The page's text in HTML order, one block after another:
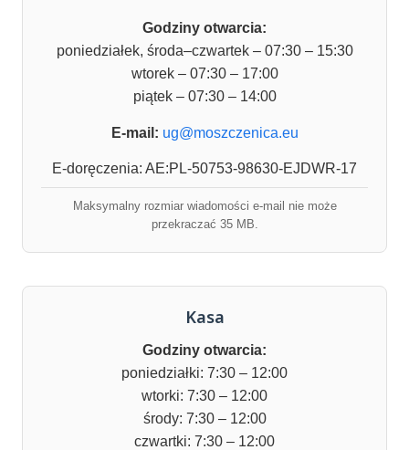
Godziny otwarcia:
poniedziałek, środa–czwartek – 07:30 – 15:30
wtorek – 07:30 – 17:00
piątek – 07:30 – 14:00
E-mail: ug@moszczenica.eu
E-doręczenia: AE:PL-50753-98630-EJDWR-17
Maksymalny rozmiar wiadomości e-mail nie może
przekraczać 35 MB.
Kasa
Godziny otwarcia:
poniedziałki: 7:30 – 12:00
wtorki: 7:30 – 12:00
środy: 7:30 – 12:00
czwartki: 7:30 – 12:00